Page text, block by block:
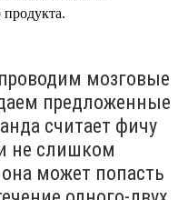
мозговые
предложенные
считает фичу
не слишком
она может попасть